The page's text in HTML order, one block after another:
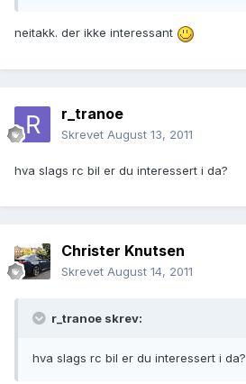
neitakk. der ikke interessant
r_tranoe
Skrevet August 13, 2011
hva slags rc bil er du interessert i da?
Christer Knutsen
Skrevet August 14, 2011
r_tranoe skrev:
hva slags rc bil er du interessert i da?